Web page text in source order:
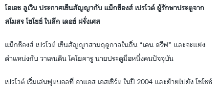
โอเอช ลูเวิน ประกาศเซ็นสัญญากับ แม็กซ็องส์ เปรโวต์ ผู้รักษาประตูจาก
สโมสร โซโชซ์ ในลีก เดอซ์ ฝรั่งเศส
แม็กซ็องส์ เปรโวต์ เซ็นสัญญาสามฤดูกาลในถิ่น “เดน ดรีฟ” และจะแย่ง
ตำแหน่งกับ วาเลนติน โคโยคารู นายประตูมือหนึ่งคนปัจจุบัน
เปรโวต์ เริ่มเล่นฟุตบอลที่ อาแอส เอสเซิร์ต ในปี 2004 และย้ายไปยัง โซโชซ์